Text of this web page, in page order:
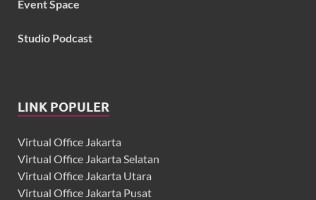
Event Space
Studio Podcast
LINK POPULER
Virtual Office Jakarta
Virtual Office Jakarta Selatan
Virtual Office Jakarta Utara
Virtual Office Jakarta Pusat